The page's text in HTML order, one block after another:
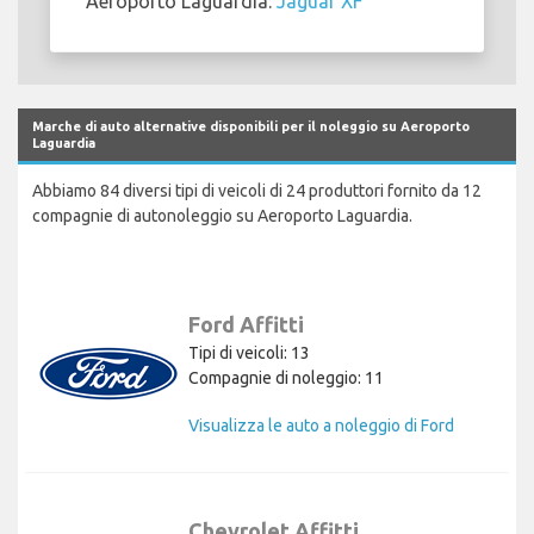
Marche di auto alternative disponibili per il noleggio su Aeroporto
Laguardia
Abbiamo 84 diversi tipi di veicoli di 24 produttori fornito da 12
compagnie di autonoleggio su Aeroporto Laguardia.
Ford Affitti
Tipi di veicoli: 13
Compagnie di noleggio: 11
Visualizza le auto a noleggio di Ford